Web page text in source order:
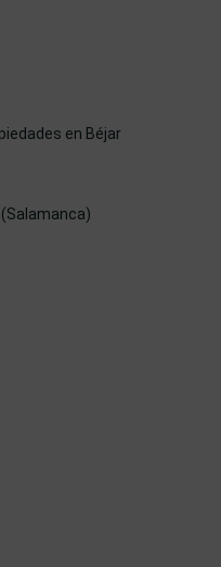
en Béjar
(Salamanca)